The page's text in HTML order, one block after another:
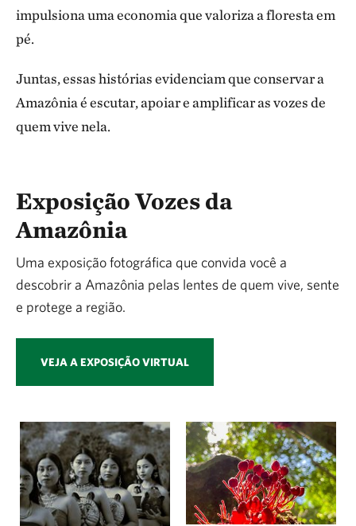
impulsiona uma economia que valoriza a floresta em
pé.
Juntas, essas histórias evidenciam que conservar a
Amazônia é escutar, apoiar e amplificar as vozes de
quem vive nela.
Exposição Vozes da
Amazônia
Uma exposição fotográfica que convida você a
descobrir a Amazônia pelas lentes de quem vive, sente
e protege a região.
VEJA A EXPOSIÇÃO VIRTUAL